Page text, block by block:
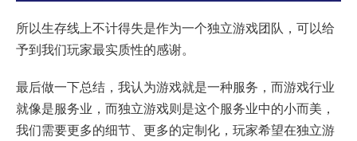
所以生存线上不计得失是作为一个独立游戏团队，可以给
予到我们玩家最实质性的感谢。
最后做一下总结，我认为游戏就是一种服务，而游戏行业
就像是服务业，而独立游戏则是这个服务业中的小而美，
我们需要更多的细节、更多的定制化，玩家希望在独立游